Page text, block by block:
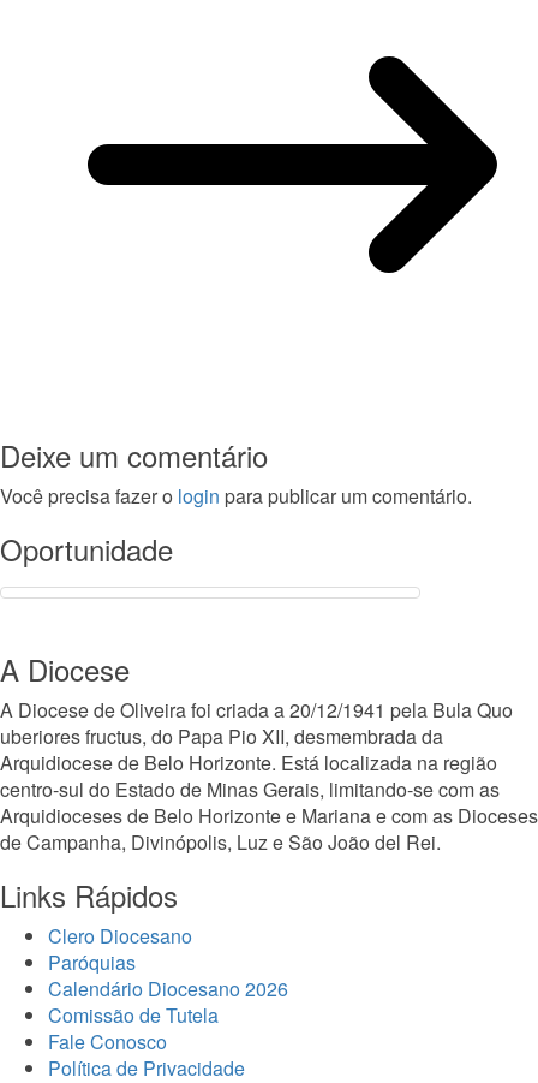
Deixe um comentário
Você precisa fazer o login para publicar um comentário.
Oportunidade
A Diocese
A Diocese de Oliveira foi criada a 20/12/1941 pela Bula Quo
uberiores fructus, do Papa Pio XII, desmembrada da
Arquidiocese de Belo Horizonte. Está localizada na região
centro-sul do Estado de Minas Gerais, limitando-se com as
Arquidioceses de Belo Horizonte e Mariana e com as Dioceses
de Campanha, Divinópolis, Luz e São João del Rei.
Links Rápidos
Clero Diocesano
Paróquias
Calendário Diocesano 2026
Comissão de Tutela
Fale Conosco
Política de Privacidade